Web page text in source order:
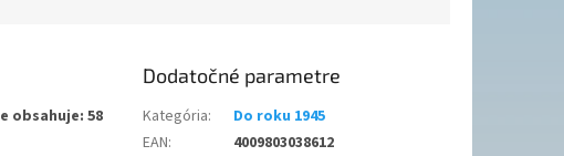
obsahuje: 58
Dodatočné parametre
Kategória:
Do roku 1945
EAN:
4009803038612